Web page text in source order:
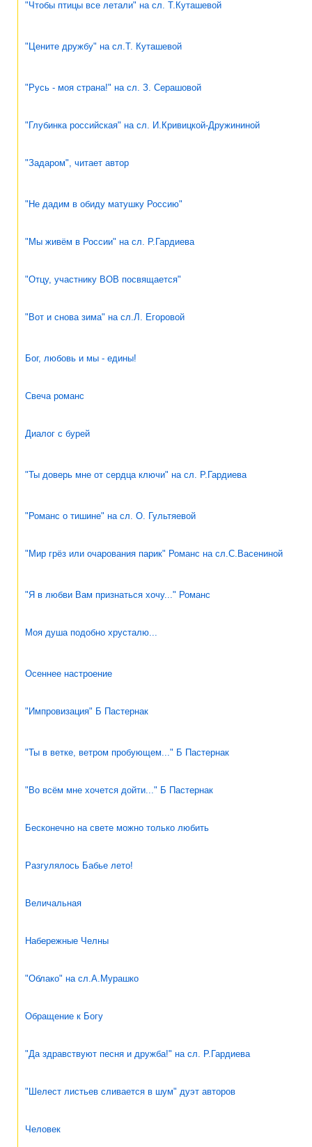
"Чтобы птицы все летали" на сл. Т.Куташевой
"Цените дружбу" на сл.Т. Куташевой
"Русь - моя страна!" на сл. З. Серашовой
"Глубинка российская" на сл. И.Кривицкой-Дружининой
"Задаром", читает автор
"Не дадим в обиду матушку Россию"
"Мы живём в России" на сл. Р.Гардиева
"Отцу, участнику ВОВ посвящается"
"Вот и снова зима" на сл.Л. Егоровой
Бог, любовь и мы - едины!
Свеча романс
Диалог с бурей
"Ты доверь мне от сердца ключи" на сл. Р.Гардиева
"Романс о тишине" на сл. О. Гультяевой
"Мир грёз или очарования парик" Романс на сл.С.Васениной
"Я в любви Вам признаться хочу..." Романс
Моя душа подобно хрусталю...
Осеннее настроение
"Импровизация" Б Пастернак
"Ты в ветке, ветром пробующем..." Б Пастернак
"Во всём мне хочется дойти..." Б Пастернак
Бесконечно на свете можно только любить
Разгулялось Бабье лето!
Величальная
Набережные Челны
"Облако" на сл.А.Мурашко
Обращение к Богу
"Да здравствуют песня и дружба!" на сл. Р.Гардиева
"Шелест листьев сливается в шум" дуэт авторов
Человек